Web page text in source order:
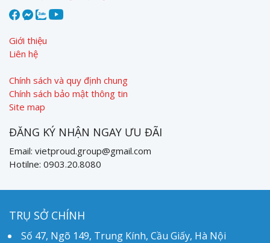
Giới thiệu
Liên hệ
Chính sách và quy định chung
Chính sách bảo mật thông tin
Site map
ĐĂNG KÝ NHẬN NGAY ƯU ĐÃI
Email: vietproud.group@gmail.com
Hotilne: 0903.20.8080
TRỤ SỞ CHÍNH
Số 47, Ngõ 149, Trung Kính, Cầu Giấy, Hà Nội